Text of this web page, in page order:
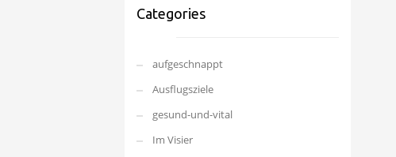
Categories
aufgeschnappt
Ausflugsziele
gesund-und-vital
Im Visier